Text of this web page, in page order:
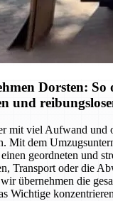
Dorsten: So
und
mit viel Aufwand und
Mit dem
geordneten und
Transport oder die
übernehmen die
Wichtige